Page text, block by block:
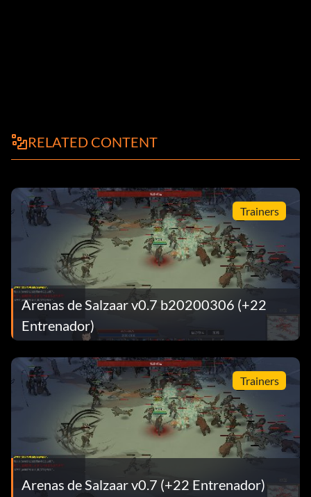
RELATED CONTENT
Trainers
Arenas de Salzaar v0.7 b20200306 (+22
Entrenador)
Trainers
Arenas de Salzaar v0.7 (+22 Entrenador)